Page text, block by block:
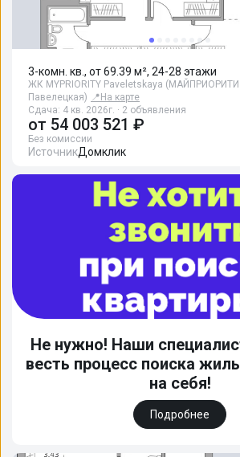
3-комн. кв., от 69.39 м², 24-28 этажи
ЖК MYPRIORITY Paveletskaya (МАЙПРИОРИТИ
Павелецкая) 📍 На карте
Сдача: 4 кв. 2026г. · 2 объявления
от 54 003 521 ₽
Без комиссии
ИсточникДомклик
Не нужно! Наши
весть процесс поиска
на себя!
Подробнее